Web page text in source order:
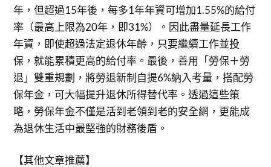
年，但超過15年後，每多1年年資可增加1.55%的給付
率（最高上限為20年，即31%）。因此盡量延長工作
年資，即使超過法定退休年齡，只要繼續工作並投
保，就能累積更高的給付率。最後，善用「勞保＋勞
退」雙重規劃，將勞退新制自提6%納入考量，搭配勞
保年金，可大幅提升退休所得替代率。透過這些策
略，勞保年金不僅是活到老領到老的安全網，更能成
為退休生活中最堅強的財務後盾。
【其他文章推薦】